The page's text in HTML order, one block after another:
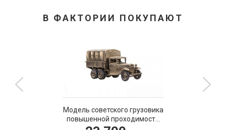
В ФАКТОРИИ ПОКУПАЮТ
Модель советского грузовика
повышенной проходимости
ГАЗ-ААА